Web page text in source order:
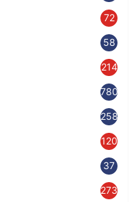
72
58
214
780
2583
120
37
273